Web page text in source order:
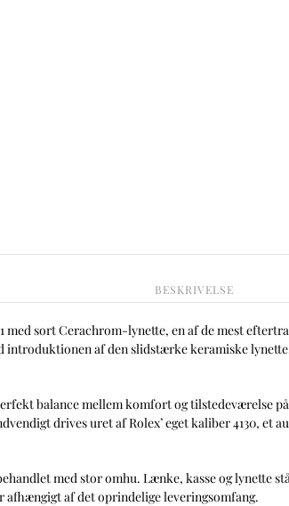
BESKRIVELSE
med sort Cerachrom-lynette, en af de mest
af den slidstærke keramiske
balance mellem komfort og tilstedeværelse
drives uret af Rolex’ eget kaliber 4130,
med stor omhu. Lænke, kasse og lynette
af det oprindelige leveringsomfang.